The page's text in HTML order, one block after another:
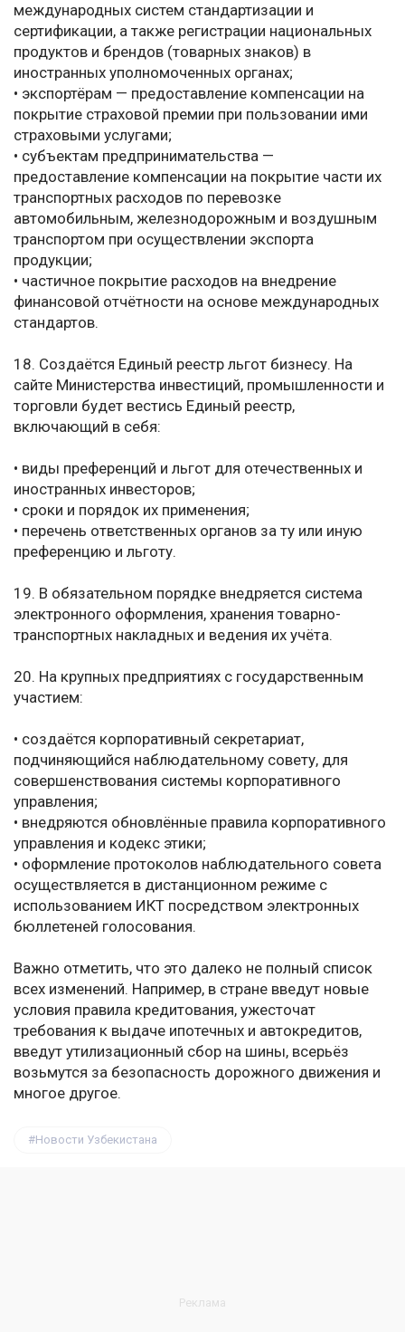
международных систем стандартизации и
сертификации, а также регистрации национальных
продуктов и брендов (товарных знаков) в
иностранных уполномоченных органах;
• экспортёрам — предоставление компенсации на
покрытие страховой премии при пользовании ими
страховыми услугами;
• субъектам предпринимательства —
предоставление компенсации на покрытие части их
транспортных расходов по перевозке
автомобильным, железнодорожным и воздушным
транспортом при осуществлении экспорта
продукции;
• частичное покрытие расходов на внедрение
финансовой отчётности на основе международных
стандартов.
18. Создаётся Единый реестр льгот бизнесу. На
сайте Министерства инвестиций, промышленности и
торговли будет вестись Единый реестр,
включающий в себя:
• виды преференций и льгот для отечественных и
иностранных инвесторов;
• сроки и порядок их применения;
• перечень ответственных органов за ту или иную
преференцию и льготу.
19. В обязательном порядке внедряется система
электронного оформления, хранения товарно-
транспортных накладных и ведения их учёта.
20. На крупных предприятиях с государственным
участием:
• создаётся корпоративный секретариат,
подчиняющийся наблюдательному совету, для
совершенствования системы корпоративного
управления;
• внедряются обновлённые правила корпоративного
управления и кодекс этики;
• оформление протоколов наблюдательного совета
осуществляется в дистанционном режиме с
использованием ИКТ посредством электронных
бюллетеней голосования.
Важно отметить, что это далеко не полный список
всех изменений. Например, в стране введут новые
условия правила кредитования, ужесточат
требования к выдаче ипотечных и автокредитов,
введут утилизационный сбор на шины, всерьёз
возьмутся за безопасность дорожного движения и
многое другое.
Новости Узбекистана